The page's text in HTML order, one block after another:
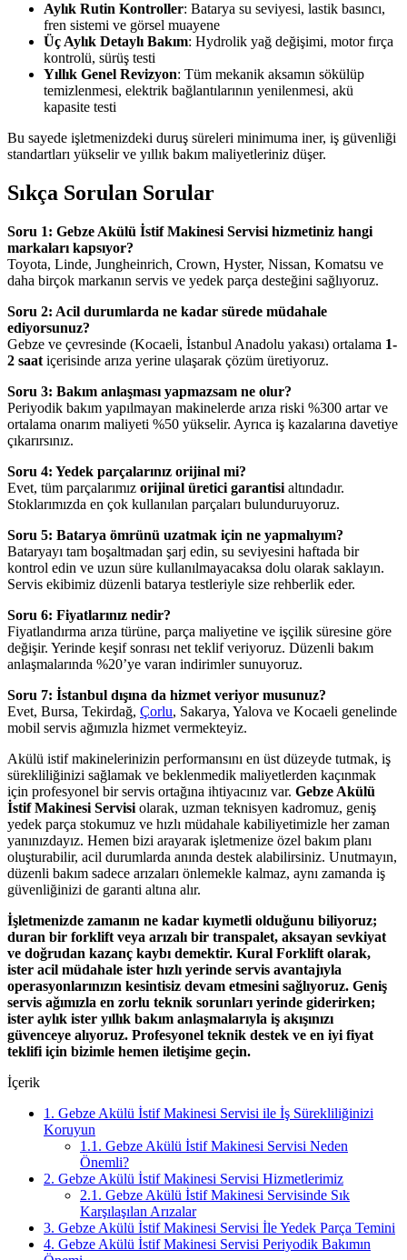
Aylık Rutin Kontroller: Batarya su seviyesi, lastik basıncı,
fren sistemi ve görsel muayene
Üç Aylık Detaylı Bakım: Hydrolik yağ değişimi, motor fırça
kontrolü, sürüş testi
Yıllık Genel Revizyon: Tüm mekanik aksamın sökülüp
temizlenmesi, elektrik bağlantılarının yenilenmesi, akü
kapasite testi
Bu sayede işletmenizdeki duruş süreleri minimuma iner, iş güvenliği
standartları yükselir ve yıllık bakım maliyetleriniz düşer.
Sıkça Sorulan Sorular
Soru 1: Gebze Akülü İstif Makinesi Servisi hizmetiniz hangi
markaları kapsıyor?
Toyota, Linde, Jungheinrich, Crown, Hyster, Nissan, Komatsu ve
daha birçok markanın servis ve yedek parça desteğini sağlıyoruz.
Soru 2: Acil durumlarda ne kadar sürede müdahale
ediyorsunuz?
Gebze ve çevresinde (Kocaeli, İstanbul Anadolu yakası) ortalama 1-
2 saat içerisinde arıza yerine ulaşarak çözüm üretiyoruz.
Soru 3: Bakım anlaşması yapmazsam ne olur?
Periyodik bakım yapılmayan makinelerde arıza riski %300 artar ve
ortalama onarım maliyeti %50 yükselir. Ayrıca iş kazalarına davetiye
çıkarırsınız.
Soru 4: Yedek parçalarınız orijinal mi?
Evet, tüm parçalarımız orijinal üretici garantisi altındadır.
Stoklarımızda en çok kullanılan parçaları bulunduruyoruz.
Soru 5: Batarya ömrünü uzatmak için ne yapmalıyım?
Bataryayı tam boşaltmadan şarj edin, su seviyesini haftada bir
kontrol edin ve uzun süre kullanılmayacaksa dolu olarak saklayın.
Servis ekibimiz düzenli batarya testleriyle size rehberlik eder.
Soru 6: Fiyatlarınız nedir?
Fiyatlandırma arıza türüne, parça maliyetine ve işçilik süresine göre
değişir. Yerinde keşif sonrası net teklif veriyoruz. Düzenli bakım
anlaşmalarında %20’ye varan indirimler sunuyoruz.
Soru 7: İstanbul dışına da hizmet veriyor musunuz?
Evet, Bursa, Tekirdağ, Çorlu, Sakarya, Yalova ve Kocaeli genelinde
mobil servis ağımızla hizmet vermekteyiz.
Akülü istif makinelerinizin performansını en üst düzeyde tutmak, iş
sürekliliğinizi sağlamak ve beklenmedik maliyetlerden kaçınmak
için profesyonel bir servis ortağına ihtiyacınız var. Gebze Akülü
İstif Makinesi Servisi olarak, uzman teknisyen kadromuz, geniş
yedek parça stokumuz ve hızlı müdahale kabiliyetimizle her zaman
yanınızdayız. Hemen bizi arayarak işletmenize özel bakım planı
oluşturabilir, acil durumlarda anında destek alabilirsiniz. Unutmayın,
düzenli bakım sadece arızaları önlemekle kalmaz, aynı zamanda iş
güvenliğinizi de garanti altına alır.
İşletmenizde zamanın ne kadar kıymetli olduğunu biliyoruz;
duran bir forklift veya arızalı bir transpalet, aksayan sevkiyat
ve doğrudan kazanç kaybı demektir. Kural Forklift olarak,
ister acil müdahale ister hızlı yerinde servis avantajıyla
operasyonlarınızın kesintisiz devam etmesini sağlıyoruz. Geniş
servis ağımızla en zorlu teknik sorunları yerinde giderirken;
ister aylık ister yıllık bakım anlaşmalarıyla iş akışınızı
güvenceye alıyoruz. Profesyonel teknik destek ve en iyi fiyat
teklifi için bizimle hemen iletişime geçin.
İçerik
1. Gebze Akülü İstif Makinesi Servisi ile İş Sürekliliğinizi
Koruyun
1.1. Gebze Akülü İstif Makinesi Servisi Neden
Önemli?
2. Gebze Akülü İstif Makinesi Servisi Hizmetlerimiz
2.1. Gebze Akülü İstif Makinesi Servisinde Sık
Karşılaşılan Arızalar
3. Gebze Akülü İstif Makinesi Servisi İle Yedek Parça Temini
4. Gebze Akülü İstif Makinesi Servisi Periyodik Bakımın